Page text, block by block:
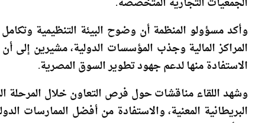
وأكد مسؤولو المنظمة أن وضوح البيئة التنظيمية
المراكز المالية وجذب المؤسسات الدولية، مشيرين إلى
الاستفادة منها لدعم جهود تطوير السوق المصرية.
وشهد اللقاء مناقشات حول فرص التعاون خلال المرحلة
البريطانية المعنية، والاستفادة من أفضل الممارسات
والأعمال.